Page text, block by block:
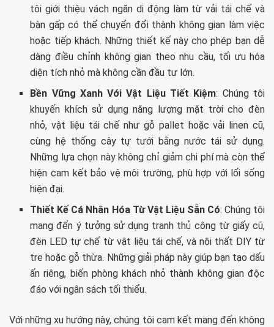
tôi giới thiệu vách ngăn di động làm từ vải tái chế và
bàn gấp có thể chuyển đổi thành không gian làm việc
hoặc tiếp khách. Những thiết kế này cho phép bạn dễ
dàng điều chỉnh không gian theo nhu cầu, tối ưu hóa
diện tích nhỏ mà không cần đầu tư lớn.
Bền Vững Xanh Với Vật Liệu Tiết Kiệm: Chúng tôi
khuyến khích sử dụng năng lượng mặt trời cho đèn
nhỏ, vật liệu tái chế như gỗ pallet hoặc vải linen cũ,
cùng hệ thống cây tự tưới bằng nước tái sử dụng.
Những lựa chọn này không chỉ giảm chi phí mà còn thể
hiện cam kết bảo vệ môi trường, phù hợp với lối sống
hiện đại.
Thiết Kế Cá Nhân Hóa Từ Vật Liệu Sẵn Có: Chúng tôi
mang đến ý tưởng sử dụng tranh thủ công từ giấy cũ,
đèn LED tự chế từ vật liệu tái chế, và nội thất DIY từ
tre hoặc gỗ thừa. Những giải pháp này giúp bạn tạo dấu
ấn riêng, biến phòng khách nhỏ thành không gian độc
đáo với ngân sách tối thiểu.
Với những xu hướng này, chúng tôi cam kết mang đến không